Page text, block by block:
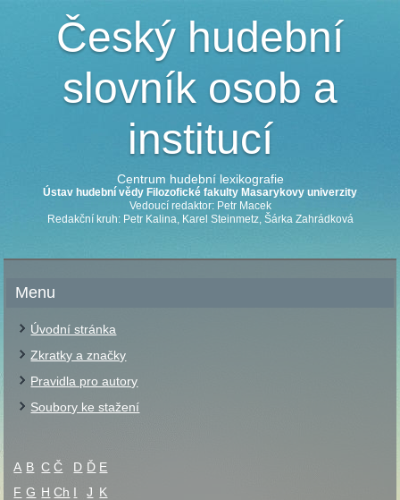
Český hudební
slovník osob a
institucí
Centrum hudební lexikografie
Ústav hudební vědy Filozofické fakulty Masarykovy univerzity
Vedoucí redaktor: Petr Macek
Redakční kruh: Petr Kalina, Karel Steinmetz, Šárka Zahrádková
Menu
Úvodní stránka
Zkratky a značky
Pravidla pro autory
Soubory ke stažení
A B C Č D Ď E
F G H Ch I J K